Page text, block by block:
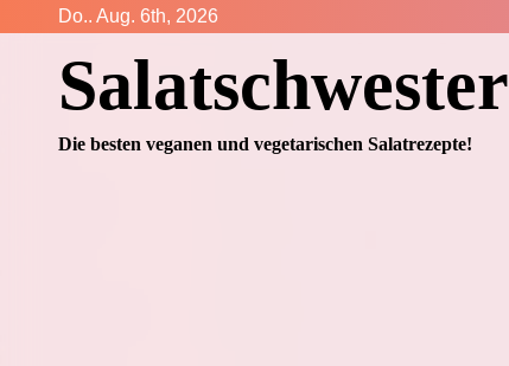
springen
Do.. Aug. 6th, 2026
Salatschwester
Die besten veganen und vegetarischen Salatrezepte!